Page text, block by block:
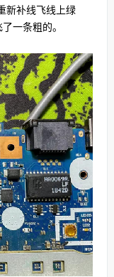
新补线飞线上绿
一条粗的。